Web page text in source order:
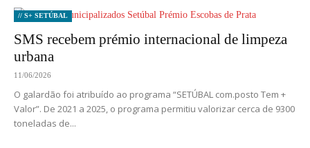
// S+ SETÚBAL
SMS recebem prémio internacional de limpeza
urbana
11/06/2026
O galardão foi atribuído ao programa “SETÚBAL com.posto Tem +
Valor”. De 2021 a 2025, o programa permitiu valorizar cerca de 9300
toneladas de...